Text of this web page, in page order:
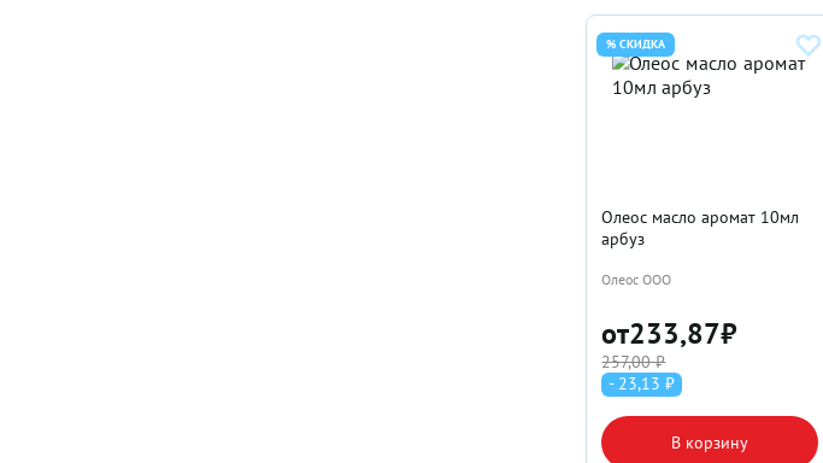
% СКИДКА
Олеос масло аромат 10мл
арбуз
Олеос ООО
от233,87₽
257,00 ₽
- 23,13 ₽
В корзину